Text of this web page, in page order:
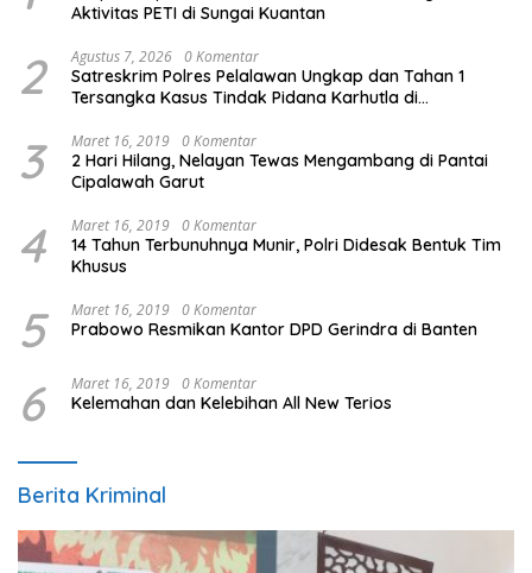
Aktivitas PETI di Sungai Kuantan
2 Agustus 7, 2026 0 Komentar
Satreskrim Polres Pelalawan Ungkap dan Tahan 1
Tersangka Kasus Tindak Pidana Karhutla di
3 Maret 16, 2019 0 Komentar
2 Hari Hilang, Nelayan Tewas Mengambang di Pantai
Cipalawah Garut
4 Maret 16, 2019 0 Komentar
14 Tahun Terbunuhnya Munir, Polri Didesak Bentuk Tim
Khusus
5 Maret 16, 2019 0 Komentar
Prabowo Resmikan Kantor DPD Gerindra di Banten
6 Maret 16, 2019 0 Komentar
Kelemahan dan Kelebihan All New Terios
Berita Kriminal